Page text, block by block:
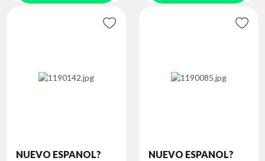
NUEVO ESPANOL?
NUEVO ESPANOL?